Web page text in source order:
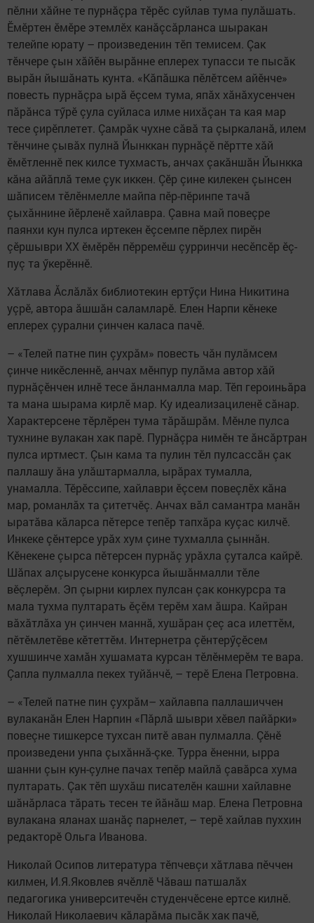
пӗлни хăйне те пурнăçра тӗрӗс суйлав тума пулăшать.
Ӗмӗртен ӗмӗре этемлӗх канăçсăрланса шыракан
телейпе юрату – произведенин тӗп темисем. Çак
тӗнчере çын хăйӗн вырăнне еплерех тупасси те пысăк
вырăн йышăнать кунта. «Кăпăшка пӗлӗтсем айӗнче»
повесть пурнăçра ырă ӗçсем тума, япăх хăнăхусенчен
пăрăнса тӳрӗ çула суйласа илме нихăçан та кая мар
тесе çирӗплетет. Çамрăк чухне сăвă та çыркаланă, илем
тӗнчине çывăх пулнă Йынккан пурнăçӗ пӗртте хăй
ӗмӗтленнӗ пек килсе тухмасть, анчах çакăншăн Йынкка
кăна айăплă теме çук иккен. Çӗр çине килекен çынсен
шăписем тӗлӗнмелле майпа пӗр-пӗринпе тачă
çыхăннине йӗрленӗ хайлавра. Çавна май повеçре
паянхи кун пулса иртекен ӗçсемпе пӗрлех пирӗн
çӗршыври XX ӗмӗрӗн пӗрремӗш çурринчи несӗпсӗр ӗç-
пуç та ӳкерӗннӗ.
Хăтлава Ăслăлăх библиотекин ертӳçи Нина Никитина
уçрӗ, автора ăшшăн саламларӗ. Елен Нарпи кӗнеке
еплерех çурални çинчен каласа пачӗ.
– «Телей патне пин çухрăм» повесть чăн пулăмсем
çинче никӗсленнӗ, анчах мӗнпур пулăма автор хăй
пурнăçӗнчен илнӗ тесе ăнланмалла мар. Тӗп героиньăра
та мана шырама кирлӗ мар. Ку идеализациленӗ сăнар.
Характерсене тӗрлӗрен тума тăрăшрăм. Мӗнле пулса
тухнине вулакан хак парӗ. Пурнăçра нимӗн те ăнсăртран
пулса иртмест. Çын кама та пулин тӗл пулсассăн çак
паллашу ăна улăштармалла, ырăрах тумалла,
унамалла. Тӗрӗссипе, хайлаври ӗçсем повеçлӗх кăна
мар, романлăх та çитетчӗç. Анчах вăл самантра манăн
ыратăва кăларса пӗтерсе тепӗр тапхăра куçас килчӗ.
Инкеке çӗнтерсе урăх хум çине тухмалла çыннăн.
Кӗнекене çырса пӗтерсен пурнăç урăхла çуталса кайрӗ.
Шăпах алçырусене конкурса йышăнмалли тӗле
вӗçлерӗм. Эп çырни кирлех пулсан çак конкурсра та
мала тухма пултарать ӗçӗм терӗм хам ăшра. Кайран
вăхăтлăха ун çинчен маннă, хушăран çеç аса илеттӗм,
пӗтӗмлетӗве кӗтеттӗм. Интернетра çӗнтерӳçӗсем
хушшинче хамăн хушамата курсан тӗлӗнмерӗм те вара.
Çапла пулмалла пекех туйăнчӗ, – терӗ Елена Петровна.
– «Телей патне пин çухрăм– хайлавпа паллашиччен
вулаканăн Елен Нарпин «Пăрлă шыври хӗвел пайăрки»
повеçне тишкерсе тухсан питӗ аван пулмалла. Çӗнӗ
произведени унпа çыхăннă-çке. Турра ӗненни, ырра
шанни çын кун-çулне пачах тепӗр майлă çавăрса хума
пултарать. Çак тӗп шухăш писателӗн кашни хайлавне
шăнăрласа тăрать тесен те йăнăш мар. Елена Петровна
вулакана яланах шанăç парнелет, – терӗ хайлав пуххин
редакторӗ Ольга Иванова.
Николай Осипов литература тӗпчевçи хăтлава пӗччен
килмен, И.Я.Яковлев ячӗллӗ Чăваш патшалăх
педагогика университечӗн студенчӗсене ертсе килнӗ.
Николай Николаевич кăларăма пысăк хак пачӗ,